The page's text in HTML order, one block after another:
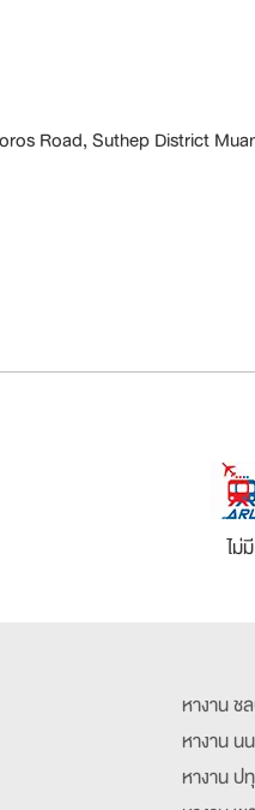
Road, Suthep District
ไม่มี
หางาน ช
หางาน น
หางาน ป